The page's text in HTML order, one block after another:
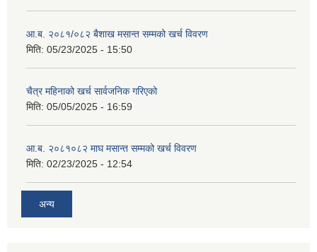
आ.ब. २०८१/०८२ बैशाख मसान्त सम्मको खर्च विवरण
मिति: 05/23/2025 - 15:50
चैत्र महिनाको खर्च सार्वजनिक गरिएको
मिति: 05/05/2025 - 16:59
आ.ब. २०८१०८२ माघ मसान्त सम्मको खर्च विवरण
मिति: 02/23/2025 - 12:54
अन्य